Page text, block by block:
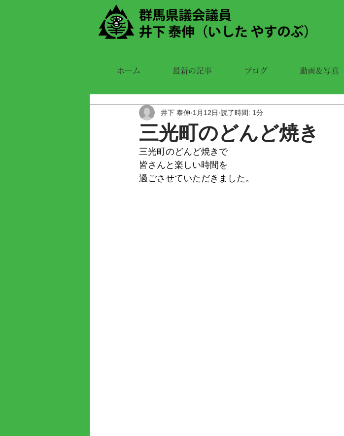
ホーム 最新の記事 ブログ 動画＆写真
三光町のどんど焼き
井下 泰伸 1月12日 読了時間: 1分
三光町のどんど焼きで
皆さんと楽しい時間を
過ごさせていただきました。